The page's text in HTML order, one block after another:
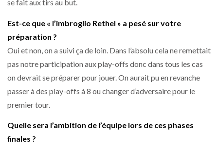
se fait aux tirs au but.
Est-ce que « l’imbroglio Rethel » a pesé sur votre
préparation ?
Oui et non, on a suivi ça de loin. Dans l’absolu cela ne remettait
pas notre participation aux play-offs donc dans tous les cas
on devrait se préparer pour jouer. On aurait pu en revanche
passer à des play-offs à 8 ou changer d’adversaire pour le
premier tour.
Quelle sera l’ambition de l’équipe lors de ces phases
finales ?